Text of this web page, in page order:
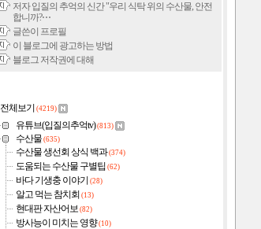
저자 입질의 추억의 신간 "우리 식탁 위의 수산물, 안전
합니까?⋯
글쓴이 프로필
이 블로그에 광고하는 방법
블로그 저작권에 대해
전체보기 (4219)
유튜브(입질의추억tv)(813)
수산물 (635)
수산물 생선회 상식 백과(374)
도움되는 수산물 구별팁 (62)
바다 기생충 이야기 (28)
알고 먹는 참치회 (13)
현대판 자산어보 (82)
방사능이 미치는 영향(10)